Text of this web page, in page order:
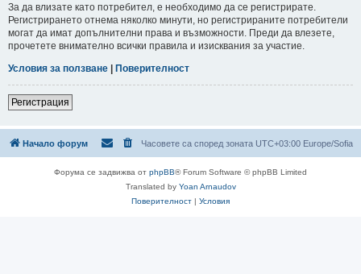
За да влизате като потребител, е необходимо да се регистрирате.
Регистрирането отнема няколко минути, но регистрираните потребители
могат да имат допълнителни права и възможности. Преди да влезете,
прочетете внимателно всички правила и изисквания за участие.
Условия за ползване | Поверителност
Регистрация
Начало форум Часовете са според зоната UTC+03:00 Europe/Sofia
Форума се задвижва от phpBB® Forum Software © phpBB Limited
Translated by Yoan Arnaudov
Поверителност | Условия